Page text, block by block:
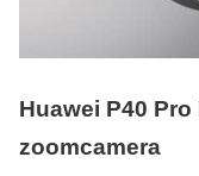
Huawei P40
zoomcamera